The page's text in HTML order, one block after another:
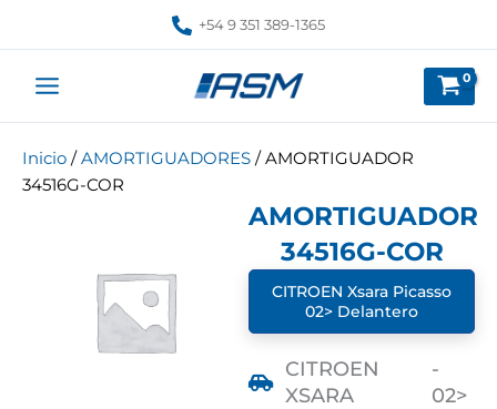
+54 9 351 389-1365
Inicio /AMORTIGUADORES / AMORTIGUADOR
34516G-COR
AMORTIGUADOR
34516G-COR
CITROEN Xsara Picasso
02> Delantero
CITROEN
XSARA
-
02>